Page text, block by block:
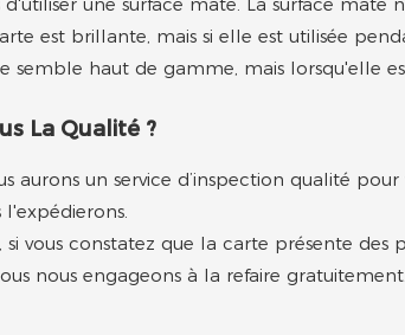
est brillante, mais si elle est utilisée
semble haut de gamme, mais lorsqu'elle
La Qualité ?
aurons un service d’inspection qualité
l'expédierons.
vous constatez que la carte présente des
nous engageons à la refaire gratuitement.